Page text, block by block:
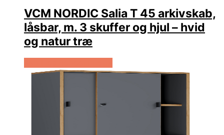
VCM NORDIC Salia T 45 arkivskab,
låsbar, m. 3 skuffer og hjul – hvid
og natur træ